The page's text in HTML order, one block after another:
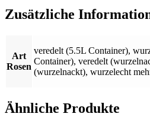
Zusätzliche
Art
Rosen
veredelt (5.5L Container),
Container), veredelt
(wurzelnackt), wurzelecht
Ähnliche Produkte